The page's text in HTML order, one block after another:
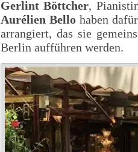
Gerlint Böttcher,
Aurélien Bello haben
arrangiert, das sie
Berlin aufführen werden.